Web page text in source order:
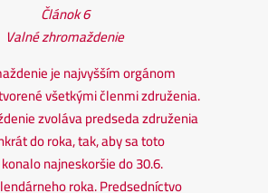
Článok 6
Valné zhromaždenie
je najvyšším orgánom
všetkými členmi združenia.
zvoláva predseda združenia
do roka, tak, aby sa toto
najneskoršie do 30.6.
roka. Predsedníctvo